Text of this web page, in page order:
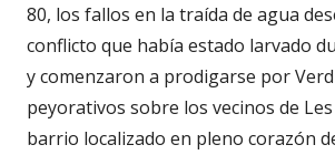
80, los fallos en la traída de agua
conflicto que había estado larvado
y comenzaron a prodigarse por
peyorativos sobre los vecinos de
barrio localizado en pleno corazón